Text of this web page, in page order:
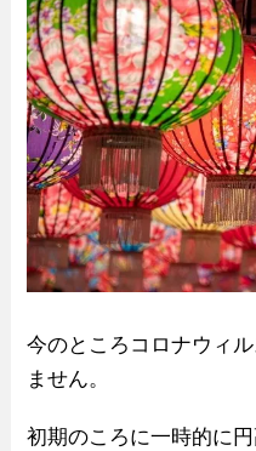
今のところコロナウィ
ません。
初期のころに一時的に